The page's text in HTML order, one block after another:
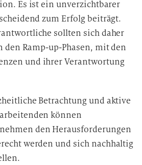
Es ist ein unverzichtbarer
zum Erfolg beiträgt.
sollten sich daher
Ramp-up-Phasen, mit den
und ihrer Verantwortung
Betrachtung und aktive
können
den Herausforderungen
werden und sich nachhaltig